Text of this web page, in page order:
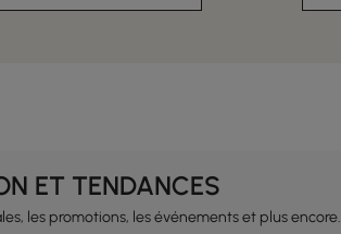
ET TENDANCES
les promotions, les événements et plus encore.